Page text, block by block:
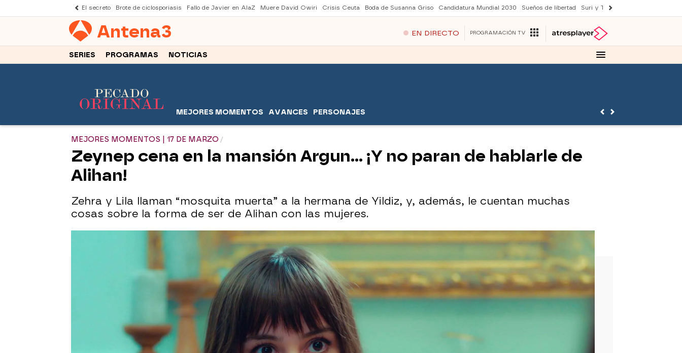
El secreto Brote de ciclosporiasis Fallo de Javier en AlaZ Muere David Owiri Crisis Ceuta Boda de Susanna Griso Candidatura Mundial 2030 Sueños de libertad Suri y Tom Cruise
Antena3 EN DIRECTO PROGRAMACIÓN TV
SERIES PROGRAMAS NOTICIAS
MEJORES MOMENTOS AVANCES PERSONAJES
MEJORES MOMENTOS | 17 DE MARZO
Zeynep cena en la mansión Argun… ¡Y no paran de hablarle de
Alihan!
Zehra y Lila llaman “mosquita muerta” a la hermana de Yildiz, y, además, le cuentan muchas
cosas sobre la forma de ser de Alihan con las mujeres.
¡Alihan rompe con Zeynep!: “Me he cansado de actuar como el hombre que no soy”